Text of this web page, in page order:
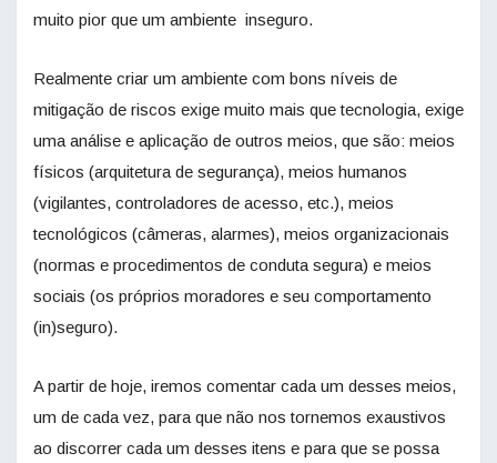
muito pior que um ambiente inseguro.
Realmente criar um ambiente com bons níveis de
mitigação de riscos exige muito mais que tecnologia, exige
uma análise e aplicação de outros meios, que são: meios
físicos (arquitetura de segurança), meios humanos
(vigilantes, controladores de acesso, etc.), meios
tecnológicos (câmeras, alarmes), meios organizacionais
(normas e procedimentos de conduta segura) e meios
sociais (os próprios moradores e seu comportamento
(in)seguro).
A partir de hoje, iremos comentar cada um desses meios,
um de cada vez, para que não nos tornemos exaustivos
ao discorrer cada um desses itens e para que se possa